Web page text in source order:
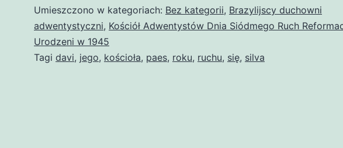
Umieszczono w kategoriach: Bez kategorii, Brazylijscy duchowni
adwentystyczni, Kościół Adwentystów Dnia Siódmego Ruch
Urodzeni w 1945
Tagi davi, jego, kościoła, paes, roku, ruchu, się, silva